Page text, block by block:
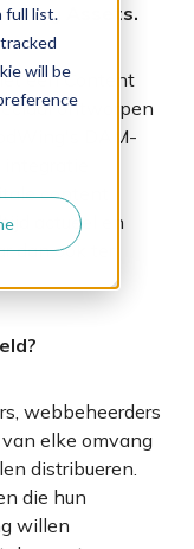
full list.
will be
Assets.
een Content
ontworpen
DAM-
content
actueel en
dan ook ter
webbeheerders
elke omvang
distribueren.
die hun
willen